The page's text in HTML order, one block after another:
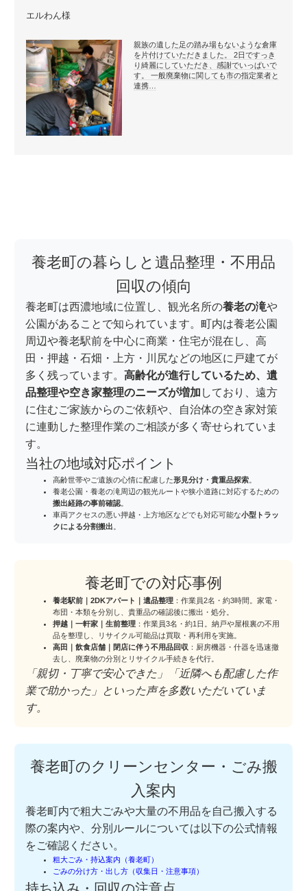
エルわん様
親族の遺した足の踏み場もないような倉庫
を片付けていただきました。 2日ですっき
り綺麗にしていただき、感謝でいっぱいで
す。 一般廃棄物に関しても市の指定業者と
連携…
養老町の暮らしと遺品整理・不用品
回収の傾向
養老町は西濃地域に位置し、観光名所の養老の滝や
公園があることで知られています。町内は養老公園
周辺や養老駅前を中心に商業・住宅が混在し、高
田・押越・石畑・上方・川尻などの地区に戸建てが
多く残っています。 高齢化が進行しているため、遺
品整理や空き家整理のニーズが増加 しており、遠方
に住むご家族からのご依頼や、自治体の空き家対策
に連動した整理作業のご相談が多く寄せられていま
す。
当社の地域対応ポイント
高齢世帯やご遺族の心情に配慮した形見分け・貴重品探索
養老公園・養老の滝周辺の観光ルートや狭小道路に対応するための
搬出経路の事前確認
車両アクセスの悪い押越・上方地区などでも対応可能な小型トラッ
クによる分割搬出
養老町での対応事例
養老駅前｜2DKアパート｜遺品整理 ：作業員2名・約3時間。家電・
布団・本類を分別し、貴重品の確認後に搬出・処分。
押越｜一軒家｜生前整理 ：作業員3名・約1日。納戸や屋根裏の不用
品を整理し、リサイクル可能品は買取・再利用を実施。
高田｜飲食店舗｜閉店に伴う不用品回収 ：厨房機器・什器を迅速撤
去し、廃棄物の分別とリサイクル手続きを代行。
「親切・丁寧で安心できた」「近隣へも配慮した作
業で助かった」といった声を多数いただいていま
す。
養老町のクリーンセンター・ごみ搬
入案内
養老町内で粗大ごみや大量の不用品を自己搬入する
際の案内や、分別ルールについては以下の公式情報
をご確認ください。
粗大ごみ・持込案内（養老町）
ごみの分け方・出し方（収集日・注意事項）